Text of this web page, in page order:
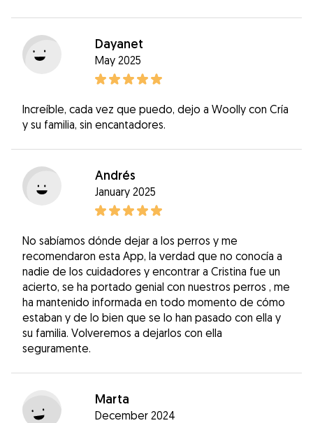
Dayanet
May 2025
Increíble, cada vez que puedo, dejo a Woolly con Cría
y su familia, sin encantadores.
Andrés
January 2025
No sabíamos dónde dejar a los perros y me
recomendaron esta App, la verdad que no conocía a
nadie de los cuidadores y encontrar a Cristina fue un
acierto, se ha portado genial con nuestros perros , me
ha mantenido informada en todo momento de cómo
estaban y de lo bien que se lo han pasado con ella y
su familia. Volveremos a dejarlos con ella
seguramente.
Marta
December 2024